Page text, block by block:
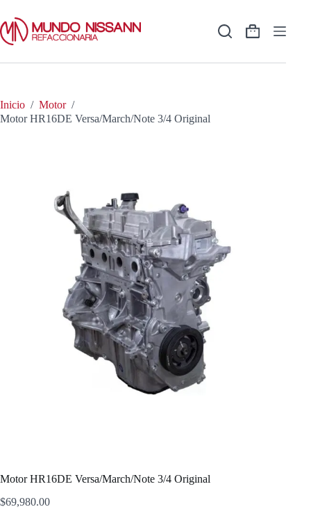
contenido
Shopping
Inicio / Motor /
Motor HR16DE Versa/March/Note 3/4 Original
Motor HR16DE Versa/March/Note 3/4 Original
$69,980.00